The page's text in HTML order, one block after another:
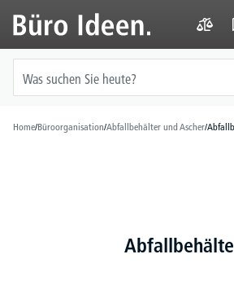
springen
Home/Büroorganisation/Abfallbehälter und Ascher/